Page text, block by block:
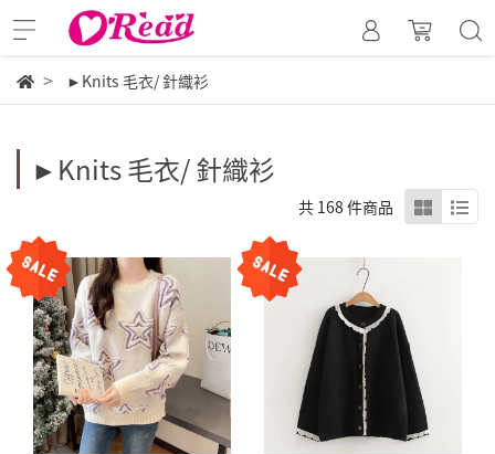
►Knits 毛衣/ 針織衫
►Knits 毛衣/ 針織衫
共 168 件商品